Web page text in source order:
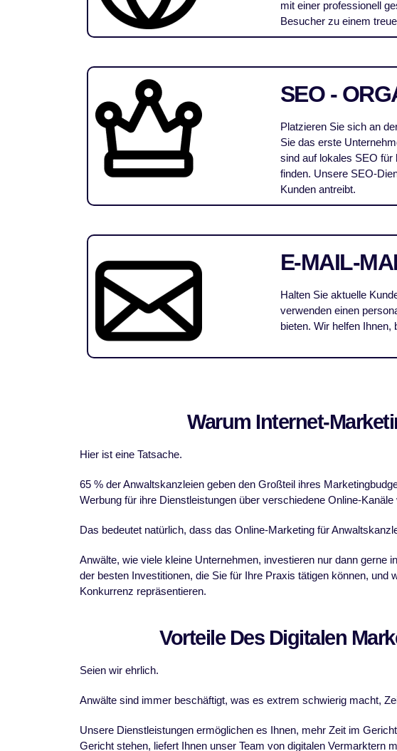
mit einer professionell
Besucher zu einem
SEO -
Platzieren Sie sich an
Sie das erste
sind auf lokales SEO für
finden. Unsere SEO-
Kunden antreibt.
E-MAIL-
Halten Sie aktuelle
verwenden einen
bieten. Wir helfen Ihnen,
Warum Internet-
Hier ist eine Tatsache.
65 % der Anwaltskanzleien geben den Großteil ihres
Werbung für ihre Dienstleistungen über verschiedene Online-Kanäle
Das bedeutet natürlich, dass das Online-Marketing für
Anwälte, wie viele kleine Unternehmen, investieren nur dann gerne
der besten Investitionen, die Sie für Ihre Praxis tätigen können,
Konkurrenz repräsentieren.
Vorteile Des Digitalen
Seien wir ehrlich.
Anwälte sind immer beschäftigt, was es extrem schwierig macht,
Unsere Dienstleistungen ermöglichen es Ihnen, mehr Zeit im
Gericht stehen, liefert Ihnen unser Team von digitalen Vermarktern